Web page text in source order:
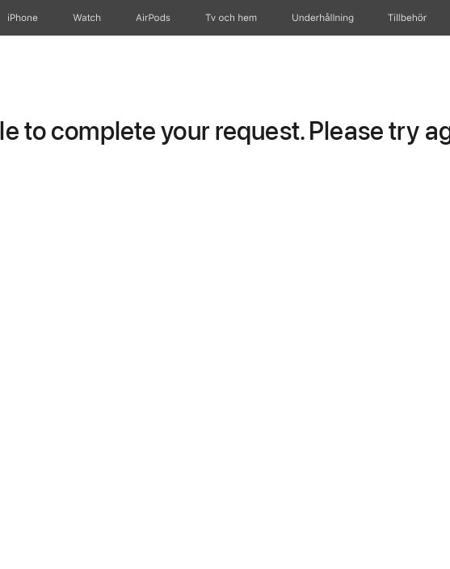
iPhone Watch AirPods Tv och hem Underhållning Tillbehör
to complete your request. Please try